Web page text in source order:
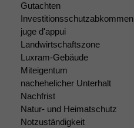
Gutachten
Investitionsschutzabkommen
juge d'appui
Landwirtschaftszone
Luxram-Gebäude
Miteigentum
nachehelicher Unterhalt
Nachfrist
Natur- und Heimatschutz
Notzuständigkeit